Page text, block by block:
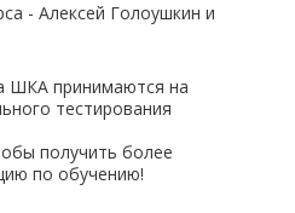
- Алексей Голоушкин и
ШКА принимаются на
тестирования
получить более
по обучению!